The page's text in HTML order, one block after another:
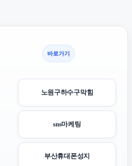
바로가기
노원구하수구막힘
sns마케팅
부산휴대폰성지